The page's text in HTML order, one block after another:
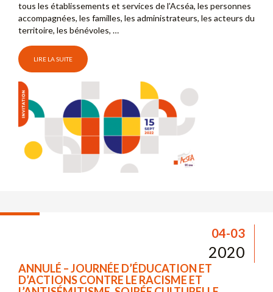
tous les établissements et services de l’Acséa, les personnes
accompagnées, les familles, les administrateurs, les acteurs du
territoire, les bénévoles, …
LIRE LA SUITE
04-03
2020
ANNULÉ – JOURNÉE D’ÉDUCATION ET
D’ACTIONS CONTRE LE RACISME ET